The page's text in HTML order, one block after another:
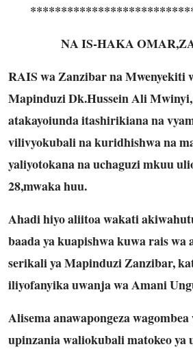
NA IS-HAKA
RAIS wa Zanzibar na Mwenyekiti
Mapinduzi Dk.Hussein Ali
atakayoiunda itashirikiana na
vilivyokubali na kuridhishwa na
yaliyotokana na uchaguzi mkuu
28,mwaka huu.
Ahadi hiyo aliitoa wakati
baada ya kuapishwa kuwa rais wa
serikali ya Mapinduzi Zanzibar,
iliyofanyika uwanja wa Amani
Alisema anawapongeza
upinzania waliokubali matokeo ya